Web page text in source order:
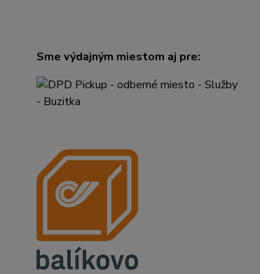
Sme výdajným miestom aj pre: